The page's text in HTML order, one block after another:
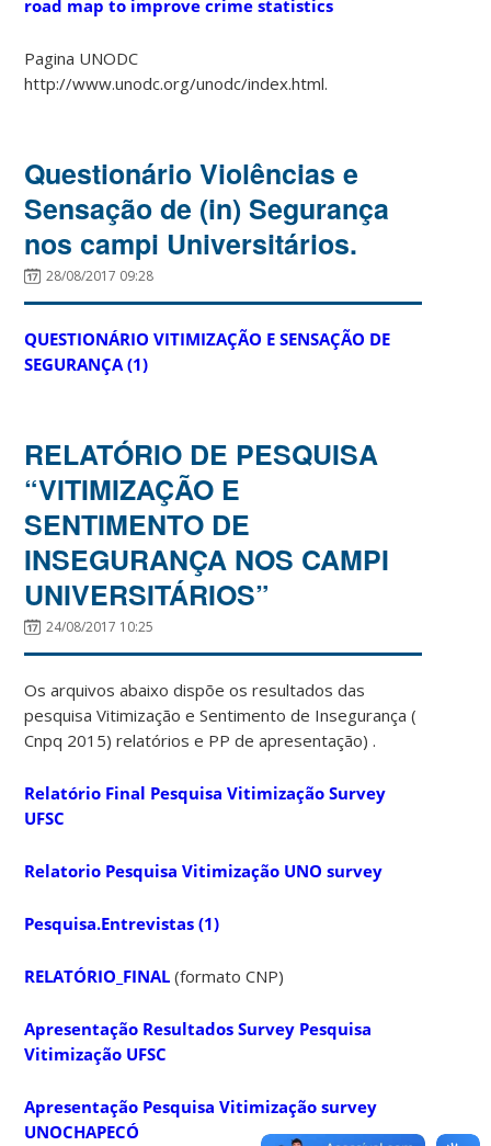
road map to improve crime statistics
Pagina UNODC
http://www.unodc.org/unodc/index.html.
Questionário Violências e
Sensação de (in) Segurança
nos campi Universitários.
28/08/2017 09:28
QUESTIONÁRIO VITIMIZAÇÃO E SENSAÇÃO DE
SEGURANÇA (1)
RELATÓRIO DE PESQUISA
“VITIMIZAÇÃO E
SENTIMENTO DE
INSEGURANÇA NOS CAMPI
UNIVERSITÁRIOS”
24/08/2017 10:25
Os arquivos abaixo dispõe os resultados das
pesquisa Vitimização e Sentimento de Insegurança (
Cnpq 2015) relatórios e PP de apresentação) .
Relatório Final Pesquisa Vitimização Survey
UFSC
Relatorio Pesquisa Vitimização UNO survey
Pesquisa.Entrevistas (1)
RELATÓRIO_FINAL (formato CNP)
Apresentação Resultados Survey Pesquisa
Vitimização UFSC
Apresentação Pesquisa Vitimização survey
UNOCHAPECÓ